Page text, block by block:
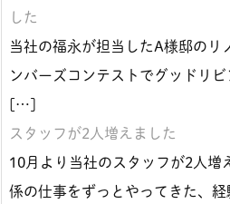
した
当社の福永が担当したA様邸のリ
ンバーズコンテストでグッドリビ
[…]
スタッフが2人増えました
10月より当社のスタッフが2人増
係の仕事をずっとやってきた、